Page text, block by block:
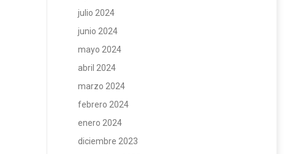
julio 2024
junio 2024
mayo 2024
abril 2024
marzo 2024
febrero 2024
enero 2024
diciembre 2023